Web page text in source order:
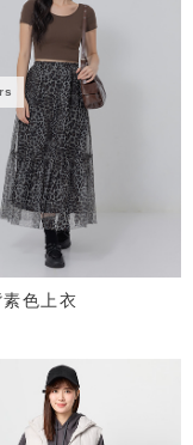
色上衣